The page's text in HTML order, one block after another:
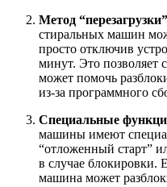
Метод “перезагрузки”
стиральных машин
просто отключив
минут. Это позволяет
может помочь
из-за программного
Специальные
машины имеют
“отложенный старт”
в случае блокировки.
машина может